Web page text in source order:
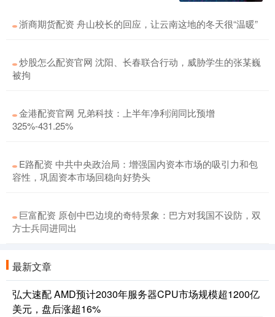
浙商期货配资 舟山校长的回应，让云南这地的冬天很“温暖”
炒股怎么配资官网 沈阳、长春联合行动，威胁学生的张某巍
被拘
金港配资官网 兄弟科技：上半年净利润同比预增
325%-431.25%
E路配资 中共中央政治局：增强国内资本市场的吸引力和包
容性，巩固资本市场回稳向好势头
巨富配资 原创中巴边境的奇特景象：巴方对我国不设防，双
方士兵同进同出
最新文章
弘大速配 AMD预计2030年服务器CPU市场规模超1200亿
美元，盘后涨超16%